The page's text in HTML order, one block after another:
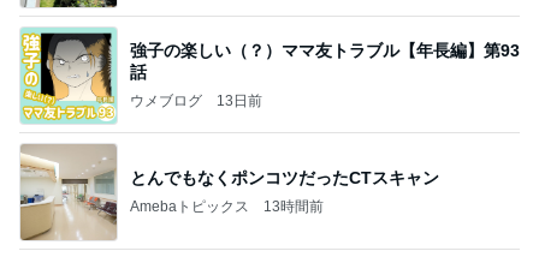
強子の楽しい（？）ママ友トラブル【年長編】第93
話
ウメブログ 13日前
とんでもなくポンコツだったCTスキャン
Amebaトピックス 13時間前